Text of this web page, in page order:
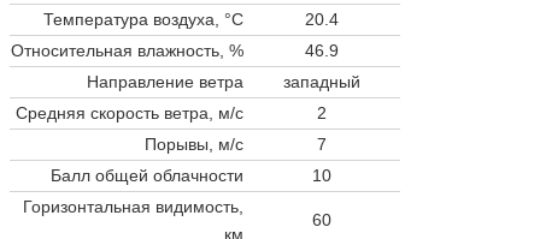
Температура воздуха, °C
20.4
Относительная влажность, %
46.9
Направление ветра
западный
Средняя скорость ветра, м/с
2
Порывы, м/с
7
Балл общей облачности
10
Горизонтальная видимость,
км
60